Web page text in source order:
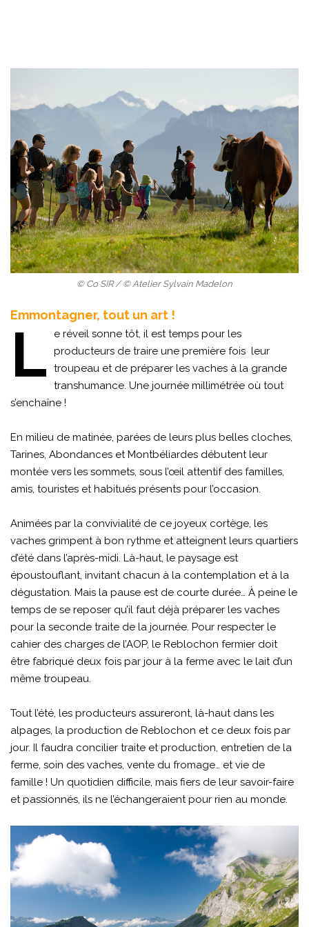
© Co SIR / © Atelier Sylvain Madelon
Emmontagner, tout un art !
L
e réveil sonne tôt, il est temps pour les
producteurs de traire une première fois leur
troupeau et de préparer les vaches à la grande
transhumance. Une journée millimétrée où tout
s’enchaîne !
En milieu de matinée, parées de leurs plus belles cloches,
Tarines, Abondances et Montbéliardes débutent leur
montée vers les sommets, sous l’œil attentif des familles,
amis, touristes et habitués présents pour l’occasion.
Animées par la convivialité de ce joyeux cortège, les
vaches grimpent à bon rythme et atteignent leurs quartiers
d’été dans l’après-midi. Là-haut, le paysage est
époustouflant, invitant chacun à la contemplation et à la
dégustation. Mais la pause est de courte durée… À peine le
temps de se reposer qu’il faut déjà préparer les vaches
pour la seconde traite de la journée. Pour respecter le
cahier des charges de l’AOP, le Reblochon fermier doit
être fabriqué deux fois par jour à la ferme avec le lait d’un
même troupeau.
Tout l’été, les producteurs assureront, là-haut dans les
alpages, la production de Reblochon et ce deux fois par
jour. Il faudra concilier traite et production, entretien de la
ferme, soin des vaches, vente du fromage… et vie de
famille ! Un quotidien difficile, mais fiers de leur savoir-faire
et passionnés, ils ne l’échangeraient pour rien au monde.